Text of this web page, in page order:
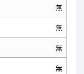
無
無
無
無